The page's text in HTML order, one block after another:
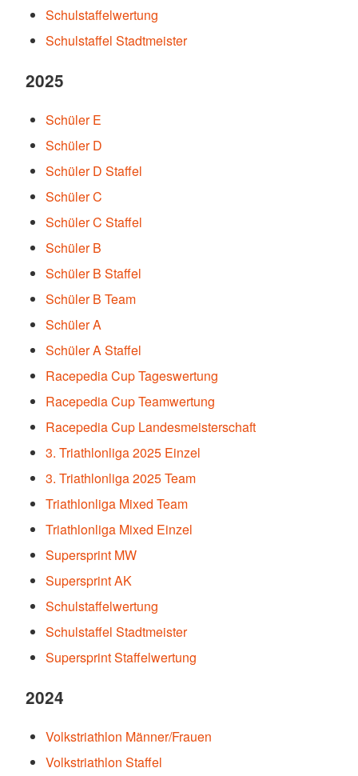
Schulstaffelwertung
Schulstaffel Stadtmeister
2025
Schüler E
Schüler D
Schüler D Staffel
Schüler C
Schüler C Staffel
Schüler B
Schüler B Staffel
Schüler B Team
Schüler A
Schüler A Staffel
Racepedia Cup Tageswertung
Racepedia Cup Teamwertung
Racepedia Cup Landesmeisterschaft
3. Triathlonliga 2025 Einzel
3. Triathlonliga 2025 Team
Triathlonliga Mixed Team
Triathlonliga Mixed Einzel
Supersprint MW
Supersprint AK
Schulstaffelwertung
Schulstaffel Stadtmeister
Supersprint Staffelwertung
2024
Volkstriathlon Männer/Frauen
Volkstriathlon Staffel